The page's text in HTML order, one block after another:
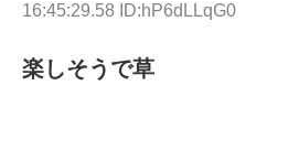
16:45:29.58 ID:hP6dLLqG0
楽しそうで草